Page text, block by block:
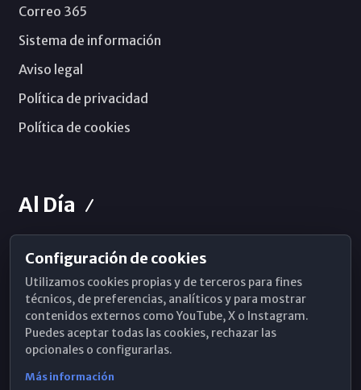
Correo 365
Sistema de información
Aviso legal
Política de privacidad
Política de cookies
Al Día
Horarios de Misa
Hemeroteca
WhatsApp
Configuración de cookies
Utilizamos cookies propias y de terceros para fines
técnicos, de preferencias, analíticos y para mostrar
contenidos externos como YouTube, X o Instagram.
Puedes aceptar todas las cookies, rechazar las
opcionales o configurarlas.
Más información